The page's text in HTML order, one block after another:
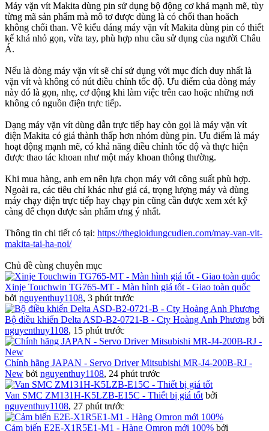
Máy vặn vít Makita dùng pin sử dụng bộ động cơ khá mạnh mẽ, tùy
từng mã sản phẩm mà mô tơ được dùng là có chổi than hoăch
không chổi than. Về kiểu dáng máy vặn vít Makita dùng pin có thiết
kế khá nhỏ gọn, vừa tay, phù hợp nhu cầu sử dụng của người Châu
Á.
Nếu là dòng máy vặn vít sẽ chỉ sử dụng với mục đích duy nhất là
vặn vít và không có nút điều chỉnh tốc độ. Ưu điểm của dòng máy
này đó là gọn, nhẹ, cơ động khi làm việc trên cao hoặc những nơi
không có nguồn điện trực tiếp.
Dạng máy vặn vít dùng dẫn trực tiếp hay còn gọi là máy vặn vít
điện Makita có giá thành thấp hơn nhóm dùng pin. Ưu điểm là máy
hoạt động mạnh mẽ, có khả năng điều chỉnh tốc độ và thực hiện
được thao tác khoan như một máy khoan thông thường.
Khi mua hàng, anh em nên lựa chọn máy với công suất phù hợp.
Ngoài ra, các tiêu chí khác như giá cả, trọng lượng máy và dùng
máy chạy điện trực tiếp hay chạy pin cũng cần được xem xét kỹ
càng để chọn được sản phẩm ưng ý nhất.
Thông tin chi tiết có tại: https://thegioidungcudien.com/may-van-vit-
makita-tai-ha-noi/
Chủ đề cùng chuyên mục
Xinje Touchwin TG765-MT - Màn hình giá tốt - Giao toàn quốc
bởi nguyenthuy1108, 3 phút trước
Bộ điều khiển Delta ASD-B2-0721-B - Cty Hoàng Anh Phương bởi
nguyenthuy1108, 15 phút trước
Chính hãng JAPAN - Servo Driver Mitsubishi MR-J4-200B-RJ -
New bởi nguyenthuy1108, 24 phút trước
Van SMC ZM131H-K5LZB-E15C - Thiết bị giá tốt bởi
nguyenthuy1108, 27 phút trước
Cảm biến E2E-X1R5E1-M1 - Hàng Omron mới 100% bởi